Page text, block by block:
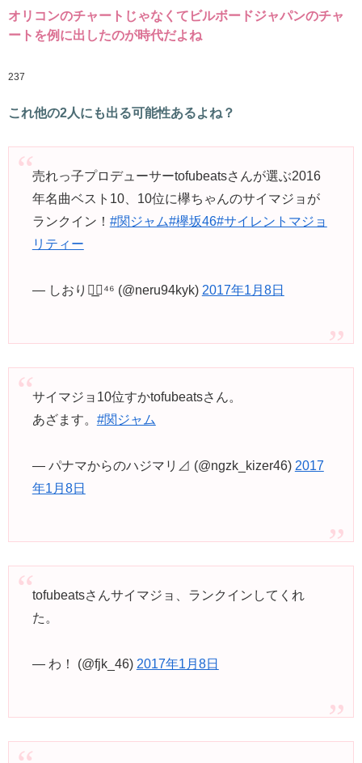
オリコンのチャートじゃなくてビルボードジャパンのチャ
ートを例に出したのが時代だよね
237
これ他の2人にも出る可能性あるよね？
売れっ子プロデューサーtofubeatsさんが選ぶ2016
年名曲ベスト10、10位に欅ちゃんのサイマジョが
ランクイン！ #関ジャム#欅坂46#サイレントマジョ
リティー
— しおり◢͟￨⁴⁶ (@neru94kyk) 2017年1月8日
サイマジョ10位すかtofubeatsさん。
あざます。 #関ジャム
— パナマからのハジマリ⊿ (@ngzk_kizer46) 2017
年1月8日
tofubeatsさんサイマジョ、ランクインしてくれ
た。
— わ！ (@fjk_46) 2017年1月8日